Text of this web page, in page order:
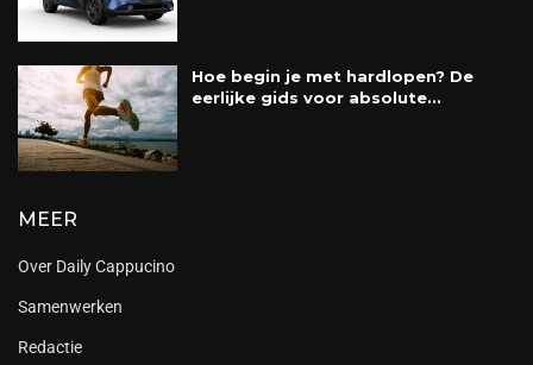
Hoe begin je met hardlopen? De
eerlijke gids voor absolute...
MEER
Over Daily Cappucino
Samenwerken
Redactie